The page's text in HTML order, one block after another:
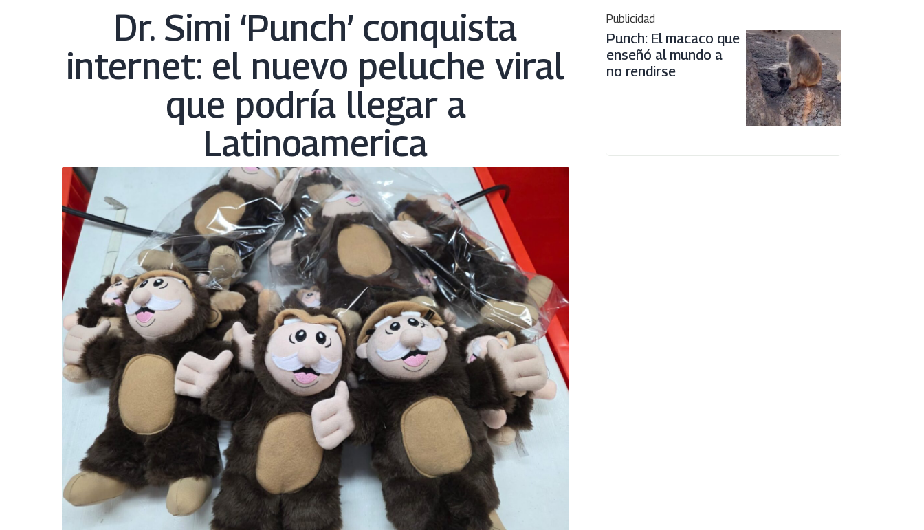
Dr. Simi ‘Punch’ conquista
internet: el nuevo peluche viral
que podría llegar a
Latinoamerica
Publicidad
Punch: El macaco que
enseñó al mundo a
no rendirse